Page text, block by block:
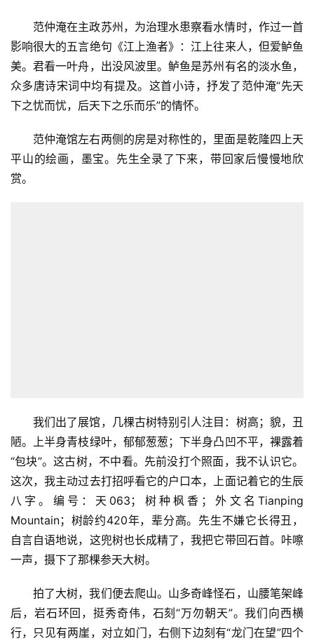
范仲淹在主政苏州，为治理水患察看水情时，作过一首
影响很大的五言绝句《江上渔者》：江上往来人，但爱鲈鱼
美。君看一叶舟，出没风波里。鲈鱼是苏州有名的淡水鱼，
众多唐诗宋词中均有提及。这首小诗，抒发了范仲淹“先天
下之忧而忧，后天下之乐而乐”的情怀。
范仲淹馆左右两侧的房是对称性的，里面是乾隆四上天
平山的绘画，墨宝。先生全录了下来，带回家后慢慢地欣
赏。
我们出了展馆，几棵古树特别引人注目：树高；貌，丑
陋。上半身青枝绿叶，郁郁葱葱；下半身凸凹不平，裸露着
“包块”。这古树，不中看。先前没打个照面，我不认识它。
这次，我主动过去打招呼看它的户口本，上面记着它的生辰
八字。编号：天063；树种枫香；外文名Tianping
Mountain；树龄约420年，辈分高。先生不嫌它长得丑，
自言自语地说，这兜树也长成精了，我把它带回石首。咔嚓
一声，摄下了那棵参天大树。
拍了大树，我们便去爬山。山多奇峰怪石，山腰笔架峰
后，岩石环回，挺秀奇伟，石刻“万勿朝天”。我们向西横
行，只见有两崖，对立如门，右侧下边刻有“龙门在望”四个